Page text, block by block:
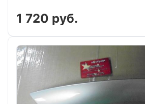
1 720 руб.